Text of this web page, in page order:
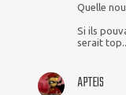
Quelle
Si ils
serait
APTEIS